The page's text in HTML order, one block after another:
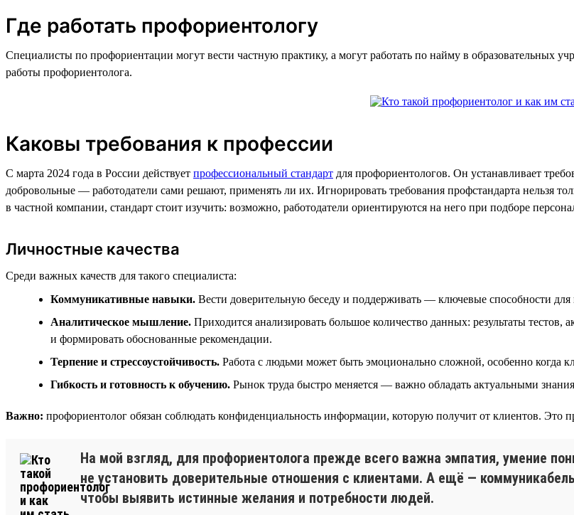
Где работать профориентологу
Специалисты по профориентации могут вести частную практику, а могут работать по найму в образовательных
работы профориентолога.
Каковы требования к профессии
С марта 2024 года в России действует профессиональный стандарт для профориентологов. Он устанавливает
добровольные — работодатели сами решают, применять ли их. Игнорировать требования профстандарта нельзя
в частной компании, стандарт стоит изучить: возможно, работодатели ориентируются на него при подборе
Личностные качества
Среди важных качеств для такого специалиста:
Коммуникативные навыки. Вести доверительную беседу и поддерживать — ключевые способности для
Аналитическое мышление. Приходится анализировать большое количество данных: результаты
и формировать обоснованные рекомендации.
Терпение и стрессоустойчивость. Работа с людьми может быть эмоционально сложной, особенно когда
Гибкость и готовность к обучению. Рынок труда быстро меняется — важно обладать актуальными
Важно: профориентолог обязан соблюдать конфиденциальность информации, которую получит от клиентов. Это
На мой взгляд, для профориентолога прежде всего важна эмпатия, умение
не установить доверительные отношения с клиентами. А ещё —
чтобы выявить истинные желания и потребности людей.